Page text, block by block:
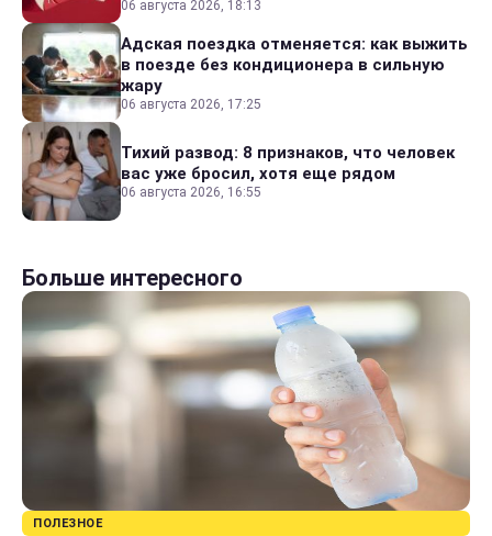
06 августа 2026, 18:13
Адская поездка отменяется: как выжить
в поезде без кондиционера в сильную
жару
06 августа 2026, 17:25
Тихий развод: 8 признаков, что человек
вас уже бросил, хотя еще рядом
06 августа 2026, 16:55
Больше интересного
ПОЛЕЗНОЕ